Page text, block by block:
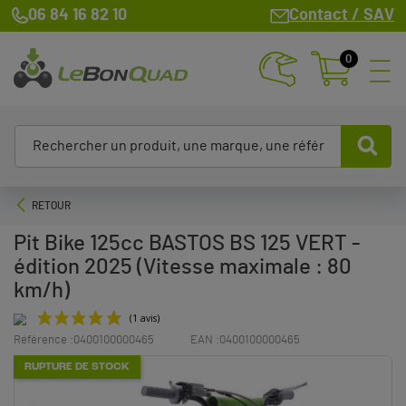
06 84 16 82 10 Contact / SAV
0
RETOUR
Pit Bike 125cc BASTOS BS 125 VERT -
édition 2025 (Vitesse maximale : 80
km/h)
Référence :0400100000465 EAN :0400100000465
RUPTURE DE STOCK